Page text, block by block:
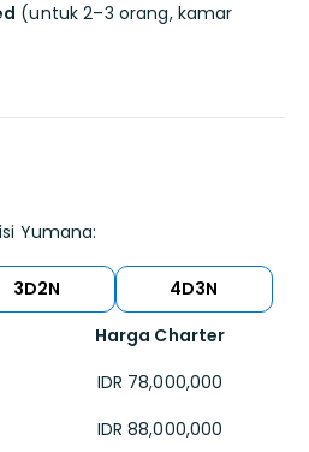
(untuk 2–3 orang, kamar
Yumana:
3D2N
4D3N
Harga Charter
IDR 78,000,000
IDR 88,000,000